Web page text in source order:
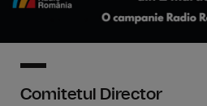
Comitetul Director